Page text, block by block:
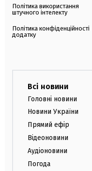
Політика використання
штучного інтелекту
Політика конфіденційності
додатку
Всі новини
Головні новини
Новини України
Прямий ефір
Відеоновини
Аудіоновини
Погода